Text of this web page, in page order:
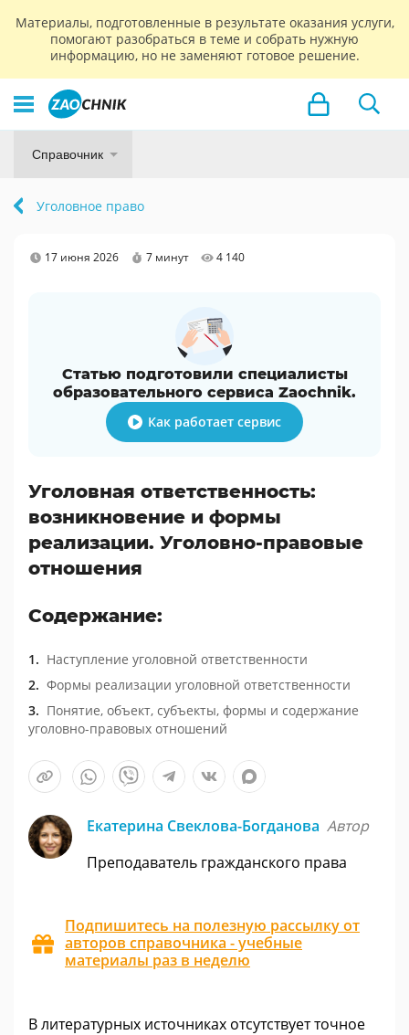
Материалы, подготовленные в результате оказания услуги,
помогают разобраться в теме и собрать нужную
информацию, но не заменяют готовое решение.
Справочник
Уголовное право
17 июня 2026 7 минут 4 140
Статью подготовили специалисты
образовательного сервиса Zaochnik.
Как работает сервис
Уголовная ответственность:
возникновение и формы
реализации. Уголовно-правовые
отношения
Содержание:
Наступление уголовной ответственности
Формы реализации уголовной ответственности
Понятие, объект, субъекты, формы и содержание
уголовно-правовых отношений
Екатерина Свеклова-Богданова Автор
Преподаватель гражданского права
Подпишитесь на полезную рассылку от
авторов справочника - учебные
материалы раз в неделю
В литературных источниках отсутствует точное